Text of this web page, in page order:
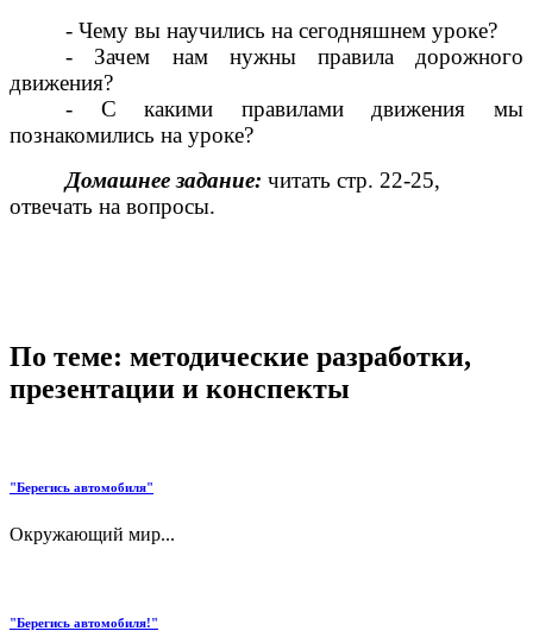
- Чему вы научились на сегодняшнем уроке?
- Зачем нам нужны правила дорожного
движения?
- С какими правилами движения мы
познакомились на уроке?
Домашнее задание: читать стр. 22-25,
отвечать на вопросы.
По теме: методические разработки,
презентации и конспекты
"Берегись автомобиля"
Окружающий мир...
"Берегись автомобиля!"